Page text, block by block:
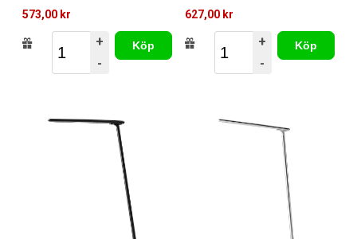
573,00 kr
+
-
Köp
627,00 kr
+
-
Köp